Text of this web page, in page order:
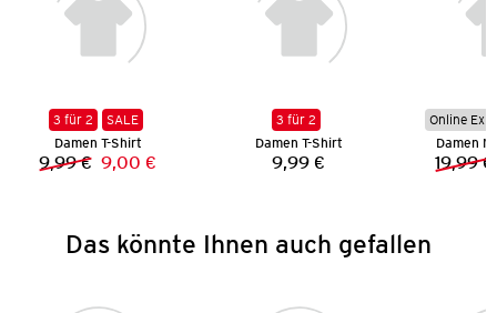
3 für 2
SALE
Damen T-Shirt
Vorheriger Preis:
9,99 € Neuer Preis:
9,00 €
3 für 2
Damen T-Shirt
Preis:
9,99 €
Online
Damen
19,99 €
Das könnte Ihnen auch gefallen